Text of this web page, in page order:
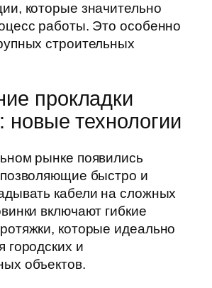
которые значительно
работы. Это особенно
строительных
прокладки
новые технологии
рынке появились
быстро и
кабели на сложных
включают гибкие
которые идеально
городских и
объектов.